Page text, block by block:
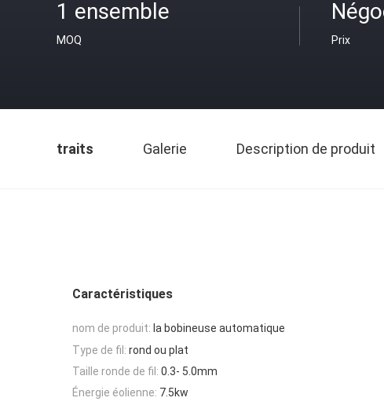
1 ensemble
MOQ Prix
traits Galerie Description de produit
Caractéristiques
nom de produit: la bobineuse automatique
Type de fil: rond ou plat
Taille ronde de fil: 0.3- 5.0mm
Énergie éolienne: 7.5kw